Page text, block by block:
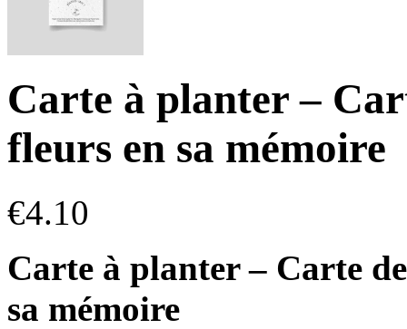
Carte à planter –
fleurs en sa mémoire
€4.10
Carte à planter – Carte
sa mémoire